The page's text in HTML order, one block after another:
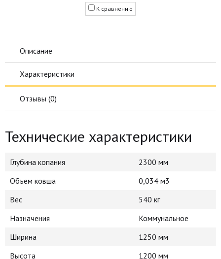
К сравнению
Описание
Характеристики
Отзывы (0)
Технические характеристики
Глубина копания
2300 мм
Объем ковша
0,034 м3
Вес
540 кг
Назначения
Коммунальное
Ширина
1250 мм
Высота
1200 мм